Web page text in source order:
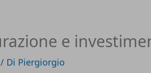
e
/ Di Piergiorgio